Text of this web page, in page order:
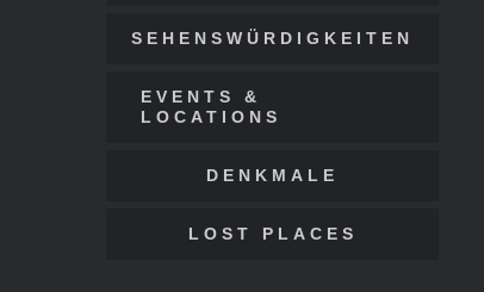
SEHENSWÜRDIGKEITEN
EVENTS &
LOCATIONS
DENKMALE
LOST PLACES